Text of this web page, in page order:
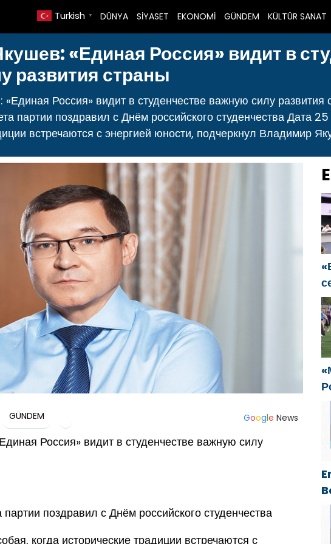
DÜNYA SİYASET EKONOMİ GÜNDEM KÜLTÜR SANAT
Turkish ▼
«Единая Россия» видит в
развития страны
Россия» видит в студенчестве важную силу
партии поздравил с Днём российского студенчества Дата
встречаются с энергией юности, подчеркнул Владимир
GÜNDEM Google News
Россия» видит в студенчестве важную силу
партии поздравил с Днём российского студенчества
когда исторические традиции встречаются с